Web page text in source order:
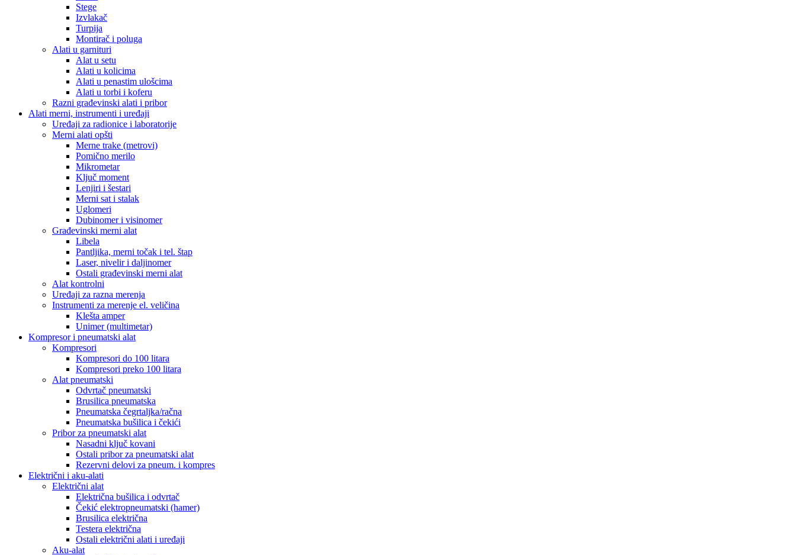
Stege
Izvlakač
Turpija
Montirač i poluga
Alati u garnituri
Alat u setu
Alati u kolicima
Alati u penastim ulošcima
Alati u torbi i koferu
Razni građevinski alati i pribor
Alati merni, instrumenti i uređaji
Uređaji za radionice i laboratorije
Merni alati opšti
Merne trake (metrovi)
Pomično merilo
Mikrometar
Ključ moment
Lenjiri i šestari
Merni sat i stalak
Uglomeri
Dubinomer i visinomer
Građevinski merni alat
Libela
Pantljika, merni točak i tel. štap
Laser, nivelir i daljinomer
Ostali građevinski merni alat
Alat kontrolni
Uređaji za razna merenja
Instrumenti za merenje el. veličina
Klešta amper
Unimer (multimetar)
Kompresor i pneumatski alat
Kompresori
Kompresori do 100 litara
Kompresori preko 100 litara
Alat pneumatski
Odvrtač pneumatski
Brusilica pneumatska
Pneumatska čegrtaljka/račna
Pneumatska bušilica i čekići
Pribor za pneumatski alat
Nasadni ključ kovani
Ostali pribor za pneumatski alat
Rezervni delovi za pneum. i kompres
Električni i aku-alati
Električni alat
Električna bušilica i odvrtač
Čekić elektropneumatski (hamer)
Brusilica električna
Testera električna
Ostali električni alati i uređaji
Aku-alat